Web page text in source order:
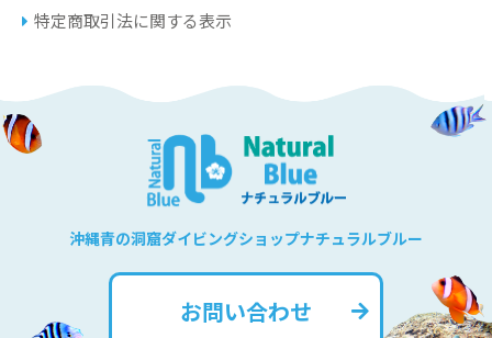
特定商取引法に関する表示
沖縄青の洞窟ダイビングショップナチュラルブルー
お問い合わせ